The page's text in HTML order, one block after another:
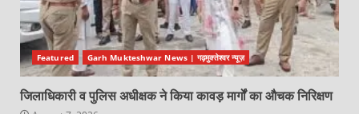
Featured Garh Mukteshwar News | गढ़मुक्तेश्वर न्यूज़
जिलाधिकारी व पुलिस अधीक्षक ने किया कावड़ मार्गों का औचक निरिक्षण